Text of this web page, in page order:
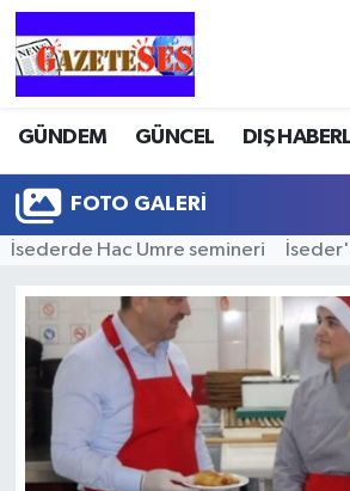
GÜNDEM GÜNCEL DIŞ
FOTO GALERI
İsederde Hac Umre semineri